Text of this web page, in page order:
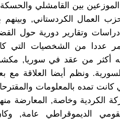
الموزعين بين القامشلي
العمال الكردستاني,
وتقارير دورية حول
عددا من الشخصيات التي
أكثر من عقد في سوريا,
ونظم أيضا العلاقة مع
كانت تمده بالمعلومات
الكردية وخاصة, المعارضة
الديموقراطي عامة,